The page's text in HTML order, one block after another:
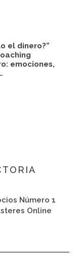
el dinero?”
emociones,
Número 1
Online